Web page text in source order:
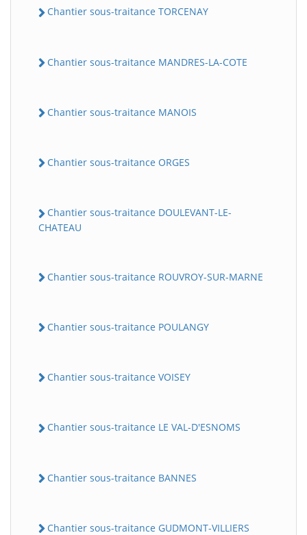
Chantier sous-traitance TORCENAY
Chantier sous-traitance MANDRES-LA-COTE
Chantier sous-traitance MANOIS
Chantier sous-traitance ORGES
Chantier sous-traitance DOULEVANT-LE-
CHATEAU
Chantier sous-traitance ROUVROY-SUR-MARNE
Chantier sous-traitance POULANGY
Chantier sous-traitance VOISEY
Chantier sous-traitance LE VAL-D'ESNOMS
Chantier sous-traitance BANNES
Chantier sous-traitance GUDMONT-VILLIERS